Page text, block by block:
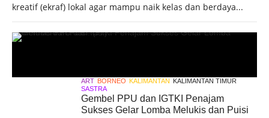
kreatif (ekraf) lokal agar mampu naik kelas dan berdaya...
ART BORNEO KALIMANTAN KALIMANTAN TIMUR
SASTRA
Gembel PPU dan IGTKI Penajam
Sukses Gelar Lomba Melukis dan Puisi